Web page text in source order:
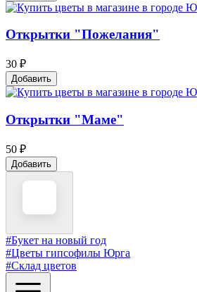
Открытки "Пожелания"
30 ₽
Добавить
Открытки "Маме"
50 ₽
Добавить
#Букет на новый год
#Цветы гипсофилы Юрга
#Склад цветов